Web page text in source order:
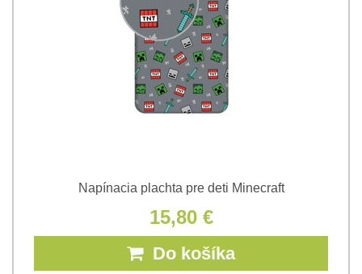
Napínacia plachta pre deti Minecraft
15,80 €
Do košíka